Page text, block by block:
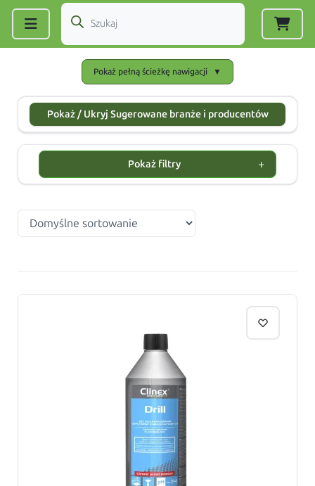
Pokaż pełną ścieżkę nawigacji ▼
Pokaż / Ukryj Sugerowane branże i producentów
Pokaż filtry +